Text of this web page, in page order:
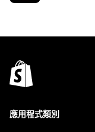
應用程式類別